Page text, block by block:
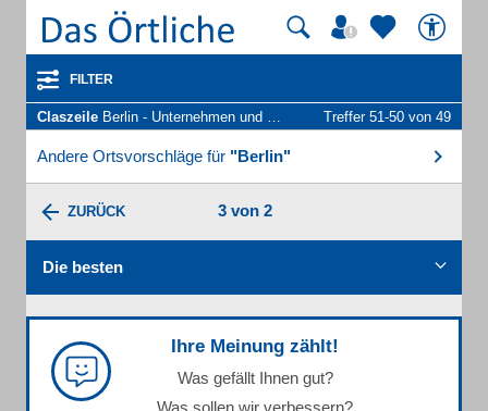
FILTER
Claszeile Berlin - Unternehmen und Personen Treffer 51-50 von 49
Andere Ortsvorschläge für "Berlin"
ZURÜCK 3 von 2
Die besten
Ihre Meinung zählt!
Was gefällt Ihnen gut?
Was sollen wir verbessern?